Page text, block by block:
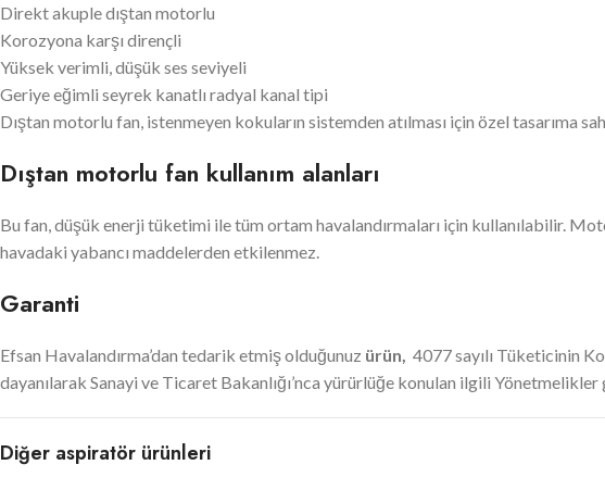
Direkt akuple dıştan motorlu
Korozyona karşı dirençli
Yüksek verimli, düşük ses seviyeli
Geriye eğimli seyrek kanatlı radyal kanal tipi
Dıştan motorlu fan, istenmeyen kokuların sistemden atılması için özel tasarıma
Dıştan motorlu fan kullanım alanları
Bu fan, düşük enerji tüketimi ile tüm ortam havalandırmaları için kullanılabilir.
havadaki yabancı maddelerden etkilenmez.
Garanti
Efsan Havalandırma’dan tedarik etmiş olduğunuz ürün, 4077 sayılı Tüketicinin
dayanılarak Sanayi ve Ticaret Bakanlığı’nca yürürlüğe konulan ilgili
Diğer aspiratör ürünleri